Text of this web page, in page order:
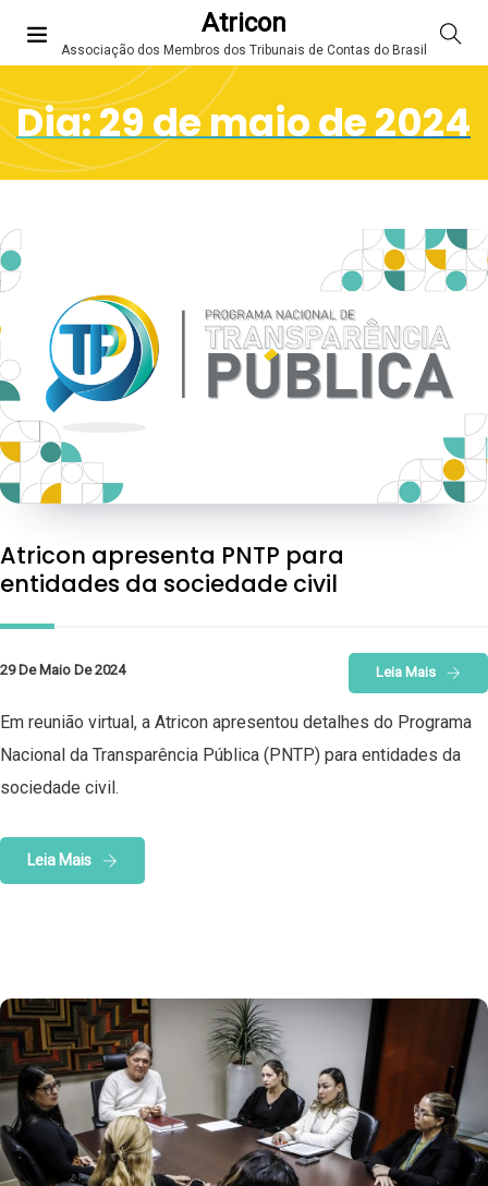
Atricon
Associação dos Membros dos Tribunais de Contas do Brasil
Dia:29 de maio de 2024
Atricon apresenta PNTP para
entidades da sociedade civil
29 De Maio De 2024 Leia Mais
Em reunião virtual, a Atricon apresentou detalhes do Programa
Nacional da Transparência Pública (PNTP) para entidades da
sociedade civil.
Leia Mais